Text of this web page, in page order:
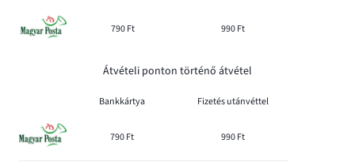
790 Ft 990 Ft
Átvételi ponton történő átvétel
Bankkártya Fizetés utánvéttel
790 Ft 990 Ft